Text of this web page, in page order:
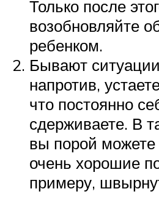
Только после
возобновляйте
ребенком.
Бывают
напротив,
что постоянно
сдерживаете. В
вы порой
очень хорошие
примеру,